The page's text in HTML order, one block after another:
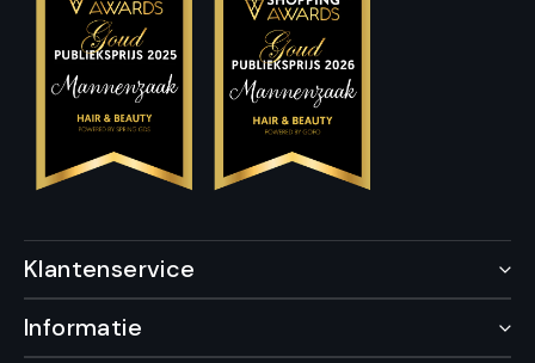
Klantenservice
Informatie